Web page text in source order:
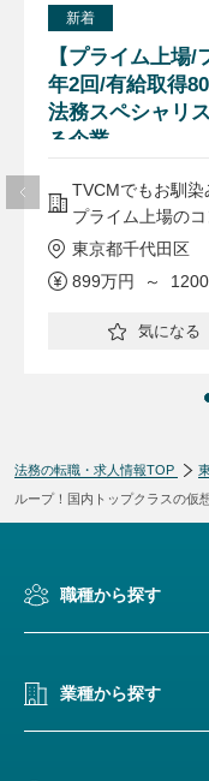
新着
【プライム上場
年2回/有給取得
法務スペシャリ
る企業
TVCMでもお馴
プライム上場の
東京都千代田区
899万円 ～ 1200
気になる
法務の転職・求人情報TOP
ループ！国内トップクラスの仮
職種から探す
業種から探す